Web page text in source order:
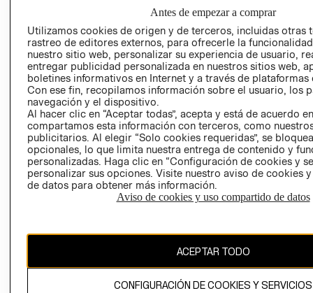
PROGRAMA DE
Y ÉTICA (INGLÉS)
COMERCIO - SIC
PETICIONES
QUEJAS Y
RECLAMOS
Colombia ($)
CAMBIAR REGIÓN
El contenido de esta página web está protegido por copyright y es
Antes de empezar a comprar
Utilizamos cookies de origen y de terceros, incluidas otras
rastreo de editores externos, para ofrecerle la
nuestro sitio web, personalizar su experiencia de usuario,
entregar publicidad personalizada en nuestros sitios web,
boletines informativos en Internet y a través de plataformas
Con ese fin, recopilamos información sobre el usuario, los
navegación y el dispositivo.
Al hacer clic en “Aceptar todas”, acepta y está de acuerdo
compartamos esta información con terceros, como
publicitarios. Al elegir “Solo cookies requeridas”, se
opcionales, lo que limita nuestra entrega de contenido y
personalizadas. Haga clic en “Configuración de cookies y
personalizar sus opciones. Visite nuestro aviso de cookies
de datos para obtener más información.
Aviso de cookies y uso compartido de datos
ACEPTAR TODO
CONFIGURACIÓN DE COOKIES Y SERVICIOS